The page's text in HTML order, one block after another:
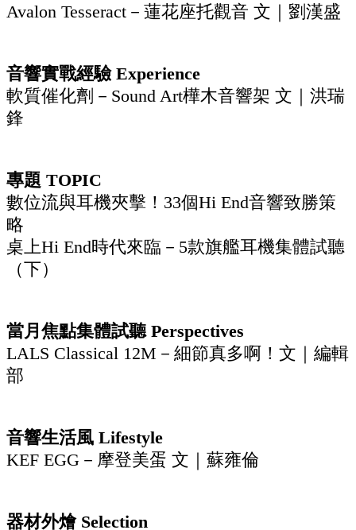
Avalon Tesseract－蓮花座托觀音 文｜劉漢盛
音響實戰經驗 Experience
軟質催化劑－Sound Art樺木音響架 文｜洪瑞
鋒
專題 TOPIC
數位流與耳機夾擊！33個Hi End音響致勝策
略
桌上Hi End時代來臨－5款旗艦耳機集體試聽
（下）
當月焦點集體試聽 Perspectives
LALS Classical 12M－細節真多啊！文｜編輯
部
音響生活風 Lifestyle
KEF EGG－摩登美蛋 文｜蘇雍倫
器材外燴 Selection